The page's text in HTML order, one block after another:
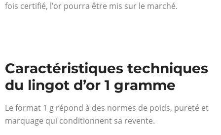
fois certifié, l’or pourra être mis sur le marché.
Caractéristiques techniques
du lingot d’or 1 gramme
Le format 1 g répond à des normes de poids, pureté et
marquage qui conditionnent sa revente.